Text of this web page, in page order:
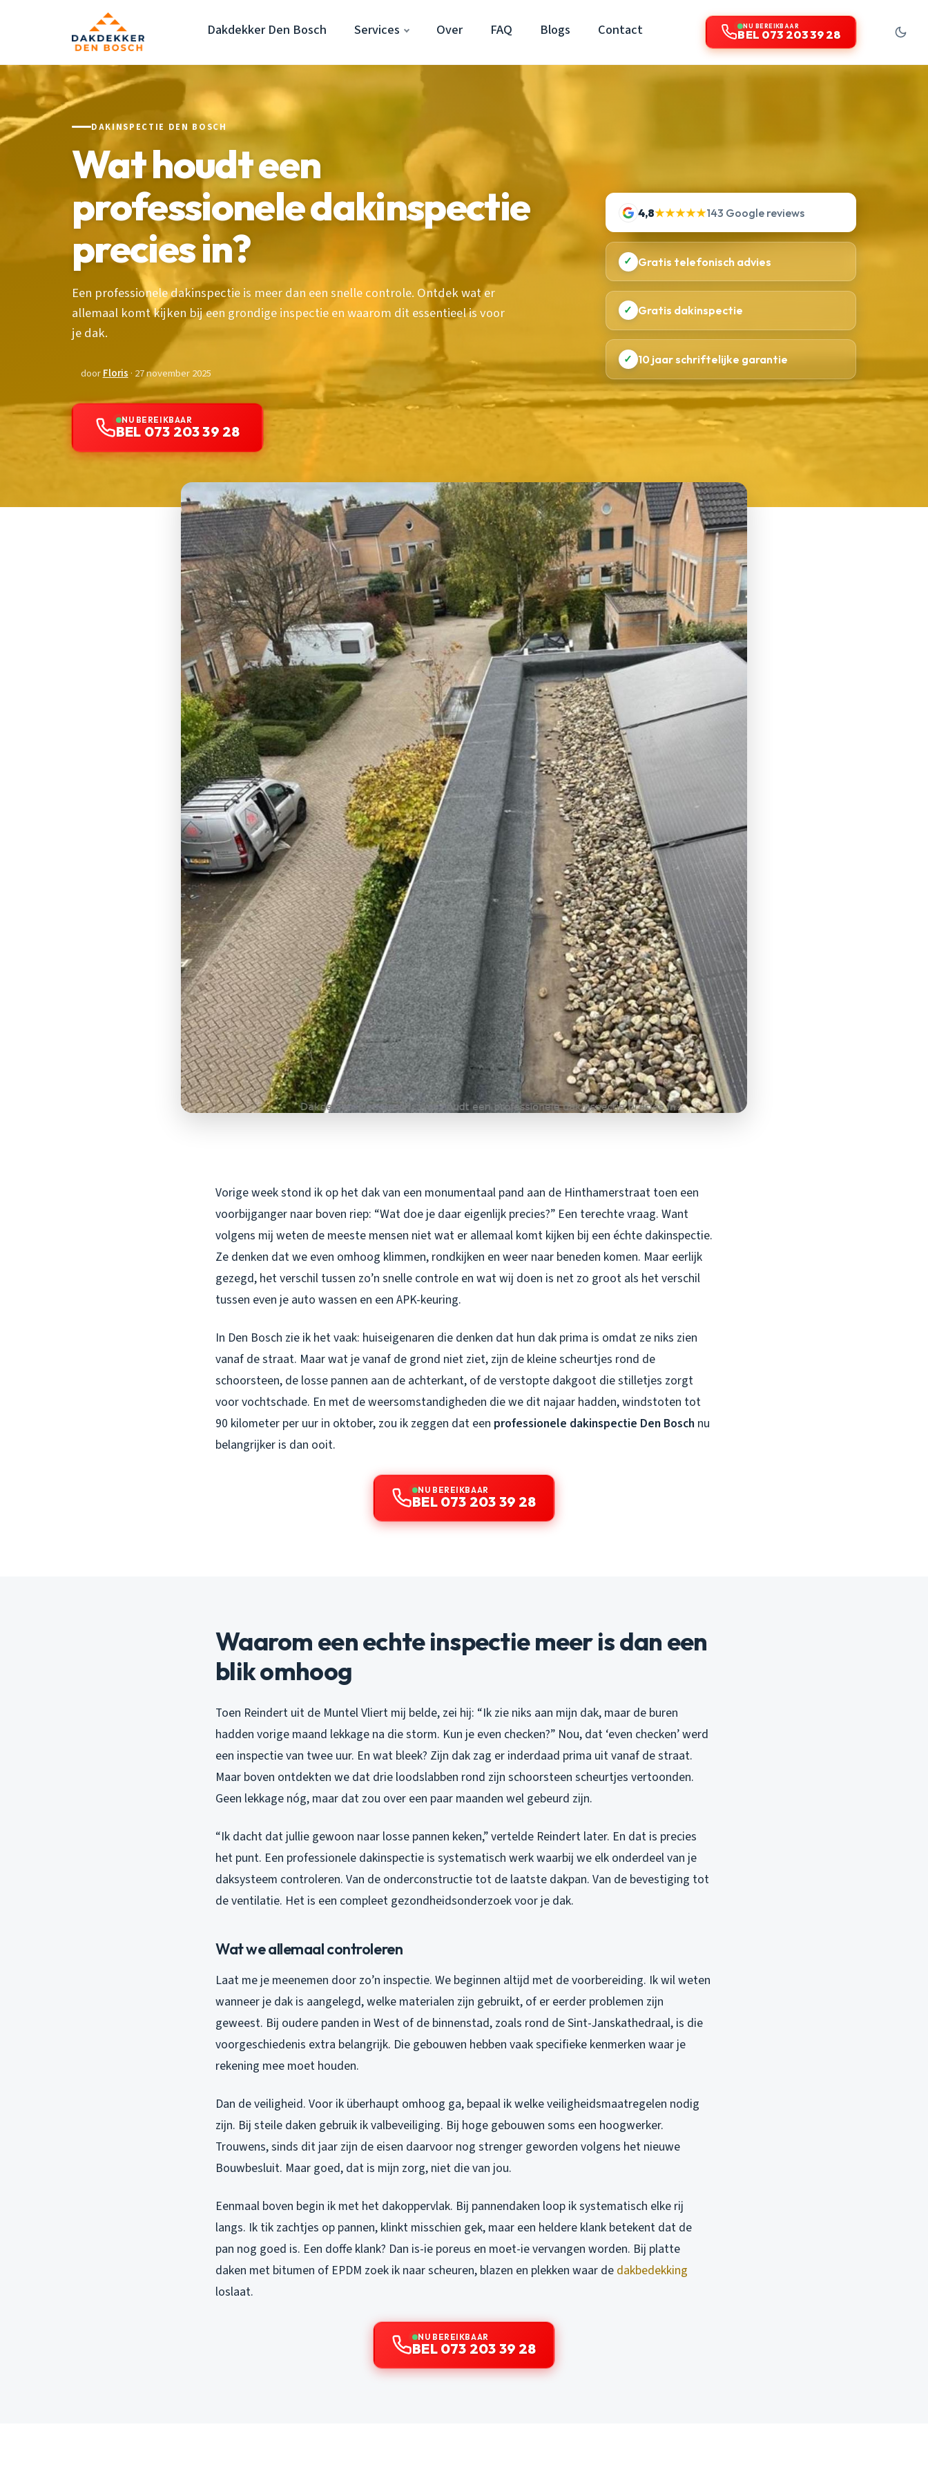
Dakdekker Den Bosch Services Over FAQ Blogs Contact NU BEREIKBAAR
BEL 073 203 39 28
DAKINSPECTIE DEN BOSCH
Wat houdt een
professionele dakinspectie
precies in?
Een professionele dakinspectie is meer dan een snelle controle. Ontdek wat er
allemaal komt kijken bij een grondige inspectie en waarom dit essentieel is voor
je dak.
doorFloris · 27 november 2025
NU BEREIKBAAR
BEL 073 203 39 28
4,8★★★★★143 Google reviews
✓ Gratis telefonisch advies
✓ Gratis dakinspectie
✓ 10 jaar schriftelijke garantie
Vorige week stond ik op het dak van een monumentaal pand aan de Hinthamerstraat toen een
voorbijganger naar boven riep: “Wat doe je daar eigenlijk precies?” Een terechte vraag. Want
volgens mij weten de meeste mensen niet wat er allemaal komt kijken bij een échte dakinspectie.
Ze denken dat we even omhoog klimmen, rondkijken en weer naar beneden komen. Maar eerlijk
gezegd, het verschil tussen zo’n snelle controle en wat wij doen is net zo groot als het verschil
tussen even je auto wassen en een APK-keuring.
In Den Bosch zie ik het vaak: huiseigenaren die denken dat hun dak prima is omdat ze niks zien
vanaf de straat. Maar wat je vanaf de grond niet ziet, zijn de kleine scheurtjes rond de
schoorsteen, de losse pannen aan de achterkant, of de verstopte dakgoot die stilletjes zorgt
voor vochtschade. En met de weersomstandigheden die we dit najaar hadden, windstoten tot
90 kilometer per uur in oktober, zou ik zeggen dat een professionele dakinspectie Den Bosch nu
belangrijker is dan ooit.
NU BEREIKBAAR
BEL 073 203 39 28
Waarom een echte inspectie meer is dan een
blik omhoog
Toen Reindert uit de Muntel Vliert mij belde, zei hij: “Ik zie niks aan mijn dak, maar de buren
hadden vorige maand lekkage na die storm. Kun je even checken?” Nou, dat ‘even checken’ werd
een inspectie van twee uur. En wat bleek? Zijn dak zag er inderdaad prima uit vanaf de straat.
Maar boven ontdekten we dat drie loodslabben rond zijn schoorsteen scheurtjes vertoonden.
Geen lekkage nóg, maar dat zou over een paar maanden wel gebeurd zijn.
“Ik dacht dat jullie gewoon naar losse pannen keken,” vertelde Reindert later. En dat is precies
het punt. Een professionele dakinspectie is systematisch werk waarbij we elk onderdeel van je
daksysteem controleren. Van de onderconstructie tot de laatste dakpan. Van de bevestiging tot
de ventilatie. Het is een compleet gezondheidsonderzoek voor je dak.
Wat we allemaal controleren
Laat me je meenemen door zo’n inspectie. We beginnen altijd met de voorbereiding. Ik wil weten
wanneer je dak is aangelegd, welke materialen zijn gebruikt, of er eerder problemen zijn
geweest. Bij oudere panden in West of de binnenstad, zoals rond de Sint-Janskathedraal, is die
voorgeschiedenis extra belangrijk. Die gebouwen hebben vaak specifieke kenmerken waar je
rekening mee moet houden.
Dan de veiligheid. Voor ik überhaupt omhoog ga, bepaal ik welke veiligheidsmaatregelen nodig
zijn. Bij steile daken gebruik ik valbeveiliging. Bij hoge gebouwen soms een hoogwerker.
Trouwens, sinds dit jaar zijn de eisen daarvoor nog strenger geworden volgens het nieuwe
Bouwbesluit. Maar goed, dat is mijn zorg, niet die van jou.
Eenmaal boven begin ik met het dakoppervlak. Bij pannendaken loop ik systematisch elke rij
langs. Ik tik zachtjes op pannen, klinkt misschien gek, maar een heldere klank betekent dat de
pan nog goed is. Een doffe klank? Dan is-ie poreus en moet-ie vervangen worden. Bij platte
daken met bitumen of EPDM zoek ik naar scheuren, blazen en plekken waar de dakbedekking
loslaat.
NU BEREIKBAAR
BEL 073 203 39 28